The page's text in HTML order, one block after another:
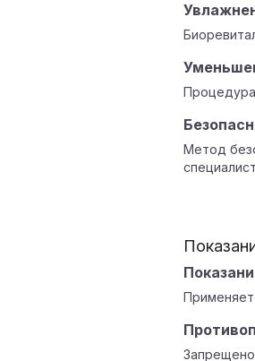
Процедура
Метод
Запрещено